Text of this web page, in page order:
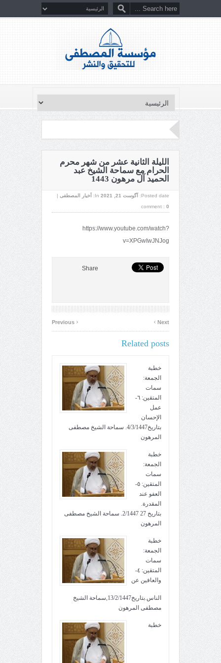
الليلة الثانية عشر من شهر محرم
الحرام مع سماحة الشيخ عبد
الحميد آل مرهون 1443
Posted date: آگوست 21, 2021 In: أخبار المصطفى |
comment : 0
https://www.youtube.com/watch?
v=XPGwIwJNJog
Share
‹ Next
›
Related posts
خطبة
الجمعة:
سمات
المتقين: ٦-
عمل
الإحسان
بتاريخ4/3/1447. سماحة الشيخ مصطفى
المرهون
خطبة
الجمعة:
سمات
المتقين: ٥-
العفو عند
المقدرة.
بتاريخ 27 2/1447. سماحة الشيخ مصطفى
المرهون
خطبة
الجمعة:
سمات
المتقين: ٤-
والعافين عن
الناس.بتاريخ13/2/1447,سماحة الشيخ
مصطفى المرهون
خطبة